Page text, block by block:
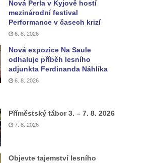
Nová Perla v Kyjově hostí
mezinárodní festival
Performance v časech krizí
6. 8. 2026
Nová expozice Na Saule
odhaluje příběh lesního
adjunkta Ferdinanda Náhlíka
6. 8. 2026
Příměstský tábor 3. – 7. 8. 2026
7. 8. 2026
Objevte tajemství lesního